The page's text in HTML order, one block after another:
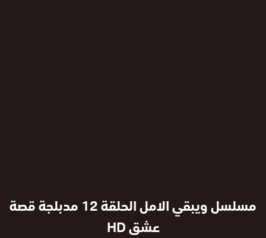
مسلسل ويبقي الامل الحلقة 12 مدبلجة قصة
عشق HD